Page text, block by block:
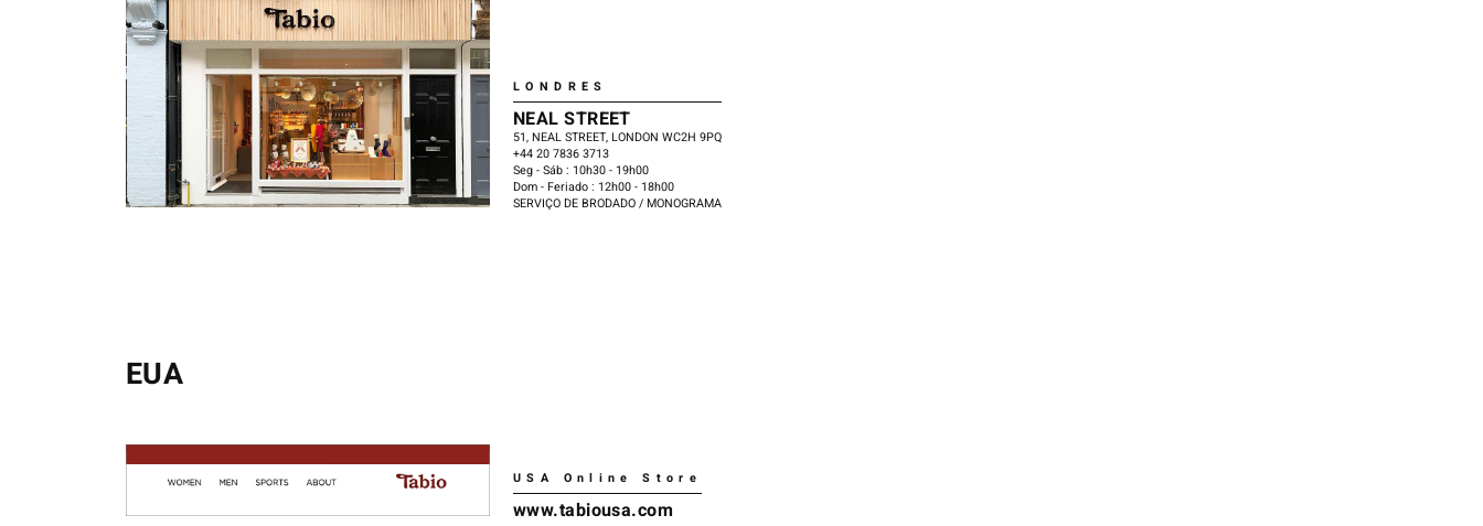
LONDRES
NEAL STREET
51, NEAL STREET, LONDON WC2H 9PQ
​+44 20 7836 3713
Seg - Sáb : 10h30 - 19h00
Dom - Feriado : 12h00 - 18h00
SERVIÇO DE BRODADO / MONOGRAMA
EUA
USA Online Store
www.tabiousa.com